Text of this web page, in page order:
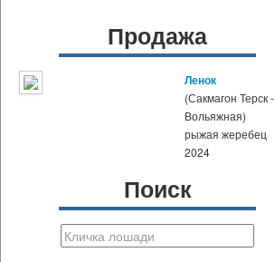
Продажа
Ленок
(Сакмагон Терск -
Вольяжная)
рыжая жеребец
2024
Поиск